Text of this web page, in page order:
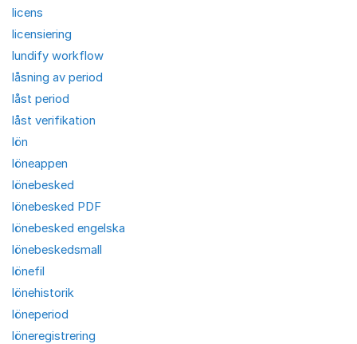
licens
licensiering
lundify workflow
låsning av period
låst period
låst verifikation
lön
löneappen
lönebesked
lönebesked PDF
lönebesked engelska
lönebeskedsmall
lönefil
lönehistorik
löneperiod
löneregistrering